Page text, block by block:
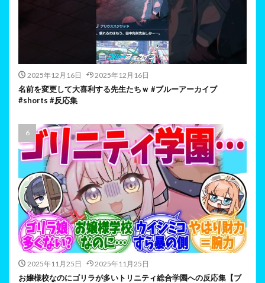
2025年12月16日 2025年12月16日
名前を変更して大喜利する先生たちｗ #ブルーアーカイブ
#shorts #反応集
2025年11月25日 2025年11月25日
お嬢様校なのにゴリラが多いトリニティ総合学園への反応集【ブ